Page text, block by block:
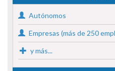
Autónomos
Empresas (más de 250
y más...